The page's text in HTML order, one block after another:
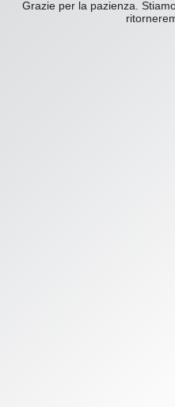
Grazie per la pazienza.